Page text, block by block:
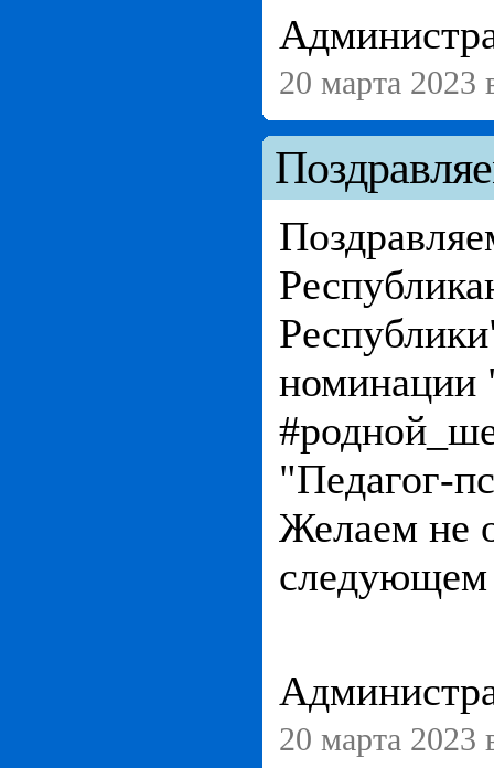
20 марта 2023
номинации
"Педагог-
Желаем не
следующем
20 марта 2023